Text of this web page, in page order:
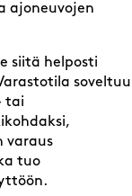
ajoneuvojen
siitä helposti
soveltuu
tai
varaus
tuo